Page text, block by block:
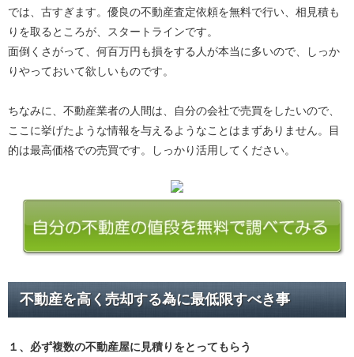
では、古すぎます。優良の不動産査定依頼を無料で行い、相見積も
りを取るところが、スタートラインです。
面倒くさがって、何百万円も損をする人が本当に多いので、しっか
りやっておいて欲しいものです。
ちなみに、不動産業者の人間は、自分の会社で売買をしたいので、
ここに挙げたような情報を与えるようなことはまずありません。目
的は最高価格での売買です。しっかり活用してください。
不動産を高く売却する為に最低限すべき事
１、必ず複数の不動産屋に見積り をとってもらう